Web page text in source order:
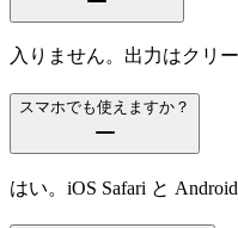
入りません。出力はクリー
スマホでも使えますか？
はい。iOS Safari と